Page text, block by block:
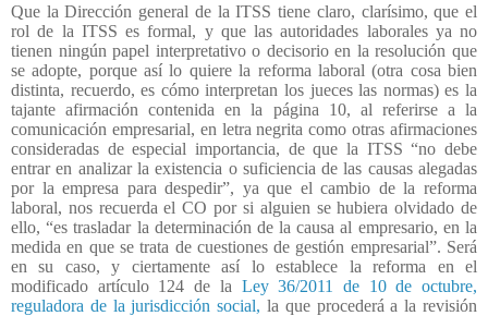
Que la Dirección general de la ITSS tiene claro, clarísimo, que el
rol de la ITSS es formal, y que las autoridades laborales ya no
tienen ningún papel interpretativo o decisorio en la resolución que
se adopte, porque así lo quiere la reforma laboral (otra cosa bien
distinta, recuerdo, es cómo interpretan los jueces las normas) es la
tajante afirmación contenida en la página 10, al referirse a la
comunicación empresarial, en letra negrita como otras afirmaciones
consideradas de especial importancia, de que la ITSS “no debe
entrar en analizar la existencia o suficiencia de las causas alegadas
por la empresa para despedir”, ya que el cambio de la reforma
laboral, nos recuerda el CO por si alguien se hubiera olvidado de
ello, “es trasladar la determinación de la causa al empresario, en la
medida en que se trata de cuestiones de gestión empresarial”. Será
en su caso, y ciertamente así lo establece la reforma en el
modificado artículo 124 de la Ley 36/2011 de 10 de octubre,
reguladora de la jurisdicción social, la que procederá a la revisión